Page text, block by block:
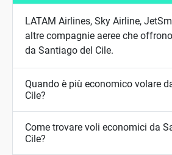
LATAM Airlines, Sky Airline,
altre compagnie aeree che
da Santiago del Cile.
Quando è più economico volare
Cile?
Come trovare voli economici da
Cile?